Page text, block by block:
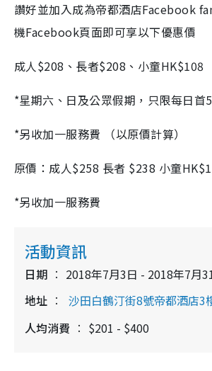
讚好並加入成為帝都酒店Facebook
機Facebook頁面即可享以下優惠價
成人$208、長者$208、小童HK$108
*星期六、日及公眾假期，只限每日首
*另收加一服務費 （以原價計算）
原價：成人$258 長者 $238 小童
*另收加一服務費
活動資訊
日期
2018年7月3日 - 2018年7月
地址
沙田白鶴汀街8號帝都酒店3
人均消費 $201 - $400